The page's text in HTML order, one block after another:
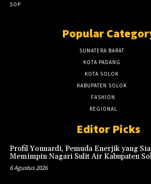
SOP
Popular
SUMATERA BARAT
KOTA PADANG
KOTA SOLOK
KABUPATEN SOLOK
FASHION
REGIONAL
Editor Picks
Profil Yonuardi, Pemuda Enerjik yang
Memimpin Nagari Sulit Air Kabupaten
6 Agustus 2026